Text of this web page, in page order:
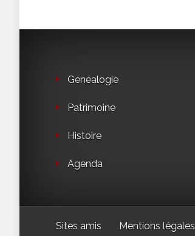
Généalogie
Patrimoine
Histoire
Agenda
Sites amis Mentions légales